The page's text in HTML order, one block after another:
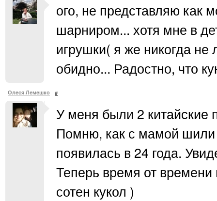
ого, не представляю как
шарниром... хотя мне в
игрушки( я же никогда
обидно... Радостно, что
Олеся Лемешко #
У меня были 2 китайские
Помню, как с мамой
появилась в 24 года.
Теперь время от времени
сотен кукол )